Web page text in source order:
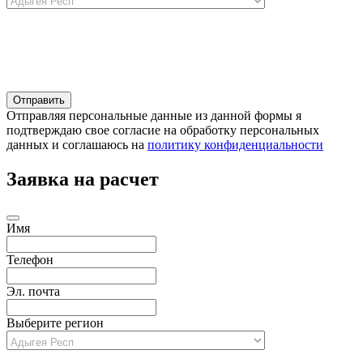
Отправляя персональные данные из данной формы я
подтверждаю свое согласие на обработку персональных
данных и соглашаюсь на политику конфиденциальности
Заявка на расчет
Имя
Телефон
Эл. почта
Выберите регион